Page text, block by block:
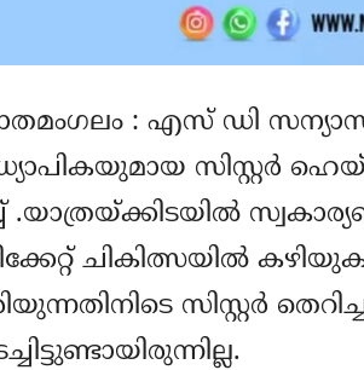
: എസ് ഡി
സിസ്റ്റര്‍
.യാത്രയ്ക്കിടയില്‍
ചികിത്സയില്‍
സിസ്റ്റര്‍